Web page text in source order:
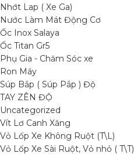
Nhớt Lap ( Xe Ga)
Nước Làm Mát Động Cơ
Ốc Inox Salaya
Ốc Titan Gr5
Phụ Gia - Chăm Sóc xe
Ron Máy
Súp Bắp ( Súp Pắp ) Độ
TAY ZÊN ĐỘ
Uncategorized
Vít Lơ Canh Xăng
Vỏ Lốp Xe Không Ruột (T\L)
Vỏ Lốp Xe Sài Ruột, Vỏ nhỏ ( T\T)